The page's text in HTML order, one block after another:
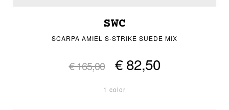
SWC
SCARPA AMIEL S-STRIKE SUEDE MIX
€ 165,00 € 82,50
1 color